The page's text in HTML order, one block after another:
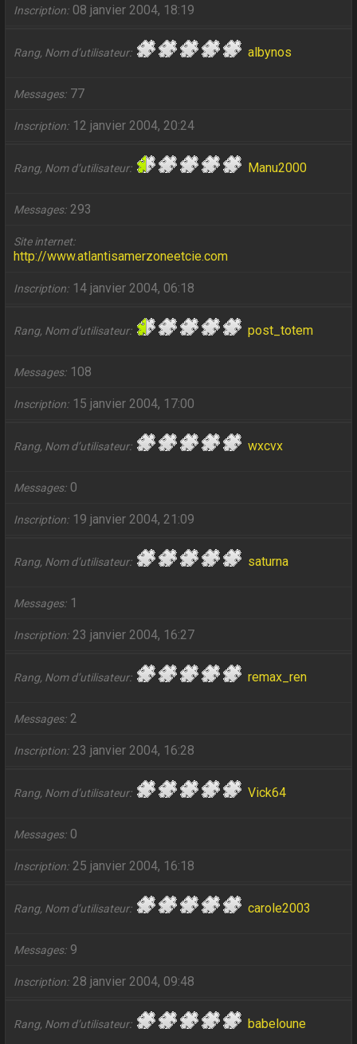
Inscription 08 janvier 2004, 18:19
Rang, Nom d’utilisateur albynos
Messages 77
Inscription 12 janvier 2004, 20:24
Rang, Nom d’utilisateur Manu2000
Messages 293
Site internet
http://www.atlantisamerzoneetcie.com
Inscription 14 janvier 2004, 06:18
Rang, Nom d’utilisateur post_totem
Messages 108
Inscription 15 janvier 2004, 17:00
Rang, Nom d’utilisateur wxcvx
Messages 0
Inscription 19 janvier 2004, 21:09
Rang, Nom d’utilisateur saturna
Messages 1
Inscription 23 janvier 2004, 16:27
Rang, Nom d’utilisateur remax_ren
Messages 2
Inscription 23 janvier 2004, 16:28
Rang, Nom d’utilisateur Vick64
Messages 0
Inscription 25 janvier 2004, 16:18
Rang, Nom d’utilisateur carole2003
Messages 9
Inscription 28 janvier 2004, 09:48
Rang, Nom d’utilisateur babeloune